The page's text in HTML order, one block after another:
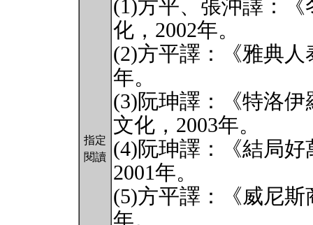
指定
閱讀
(1)方平、張沖譯：
化，2002年。
(2)方平譯：《雅典
年。
(3)阮珅譯：《特洛
文化，2003年。
(4)阮珅譯：《結局
2001年。
(5)方平譯：《威尼
年。